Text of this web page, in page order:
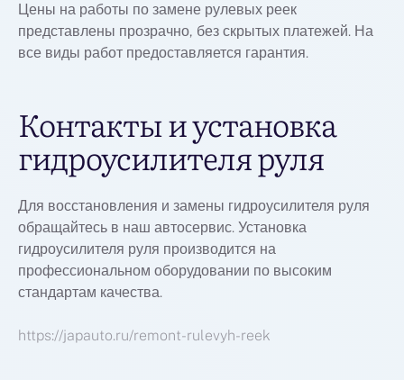
Цены на работы по замене рулевых реек
представлены прозрачно, без скрытых платежей. На
все виды работ предоставляется гарантия.
Контакты и установка
гидроусилителя руля
Для восстановления и замены гидроусилителя руля
обращайтесь в наш автосервис. Установка
гидроусилителя руля производится на
профессиональном оборудовании по высоким
стандартам качества.
https://japauto.ru/remont-rulevyh-reek